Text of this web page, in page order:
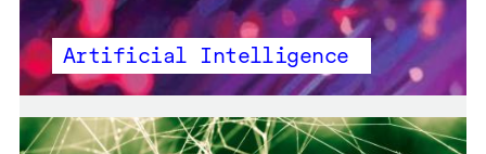
Artificial Intelligence